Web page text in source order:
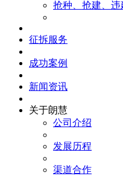
抢种、抢建、
征拆服务
成功案例
新闻资讯
关于朗慧
公司介绍
发展历程
渠道合作